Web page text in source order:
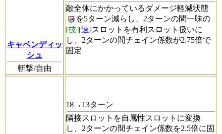
キャベンディッ
シュ
斬撃/自由
敵全体にかかっているダメージ軽減状態
を5ターン減らし、2ターンの間一味の
[技][速]スロットを有利スロット扱いに
し、2ターンの間チェイン係数が2.75倍で
固定
18→13ターン
隣接スロットを自属性スロットに変換
し、2ターンの間チェイン係数を2.5倍に固